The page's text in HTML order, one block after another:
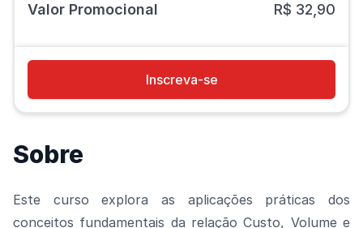
Valor Promocional R$ 32,90
Inscreva-se
Sobre
Este curso explora as aplicações práticas dos
conceitos fundamentais da relação Custo, Volume e